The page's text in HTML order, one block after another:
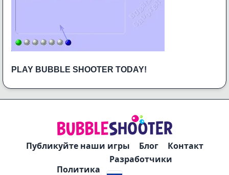
PLAY BUBBLE SHOOTER TODAY!
Публикуйте наши игры Блог Контакт
Политика
Разработчики